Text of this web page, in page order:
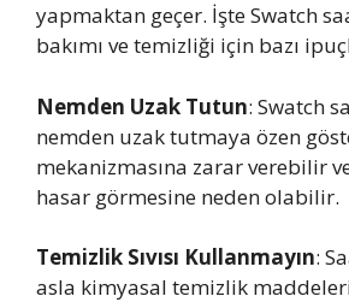
yapmaktan geçer. İşte Swatch
bakımı ve temizliği için bazı
Nemden Uzak Tutun: Swatch
nemden uzak tutmaya özen
mekanizmasına zarar verebilir
hasar görmesine neden olabilir.
Temizlik Sıvısı Kullanmayın:
asla kimyasal temizlik